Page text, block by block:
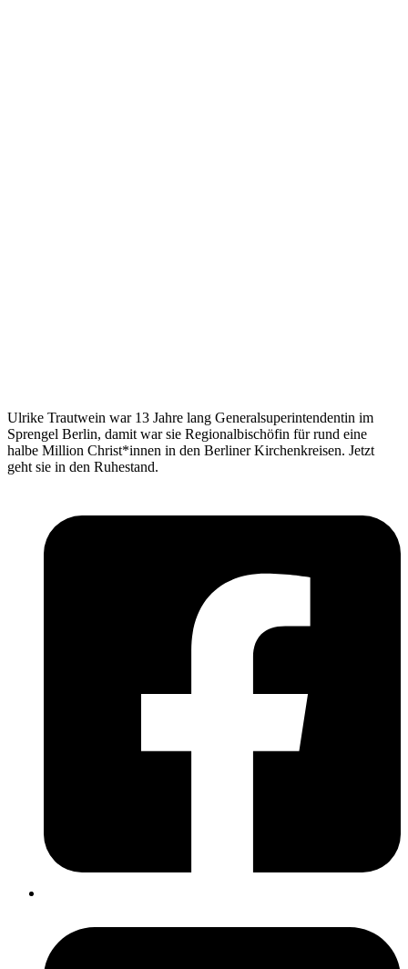
Ulrike Trautwein war 13 Jahre lang Generalsuperintendentin im
Sprengel Berlin, damit war sie Regional­bischöfin für rund eine
halbe Million Christ*innen in den Berliner Kirchenkreisen. Jetzt
geht sie in den Ruhestand.